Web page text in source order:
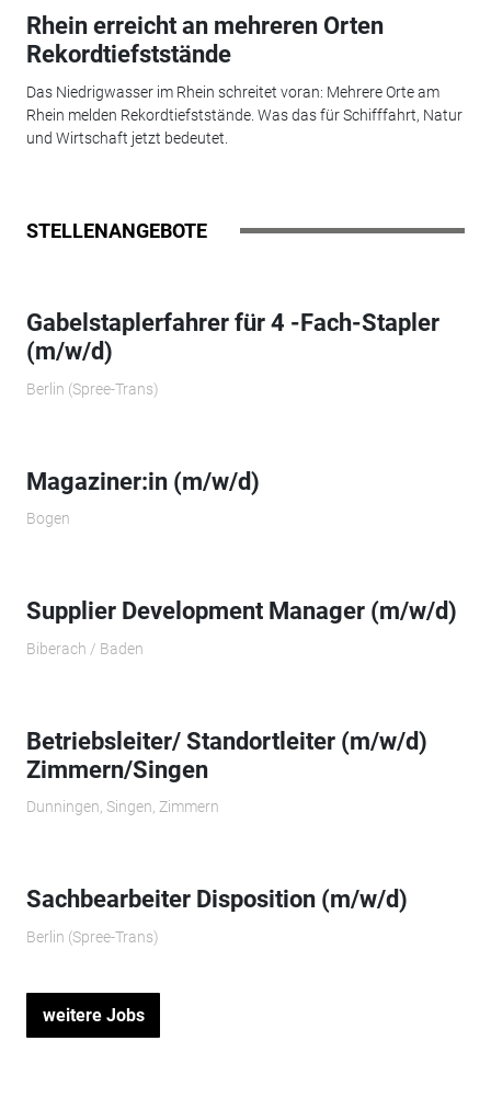
Rhein erreicht an mehreren Orten
Rekordtiefststände
Das Niedrigwasser im Rhein schreitet voran: Mehrere Orte am
Rhein melden Rekordtiefststände. Was das für Schifffahrt, Natur
und Wirtschaft jetzt bedeutet.
STELLENANGEBOTE
Gabelstaplerfahrer für 4 -Fach-Stapler
(m/w/d)
Berlin (Spree-Trans)
Magaziner:in (m/w/d)
Bogen
Supplier Development Manager (m/w/d)
Biberach / Baden
Betriebsleiter/ Standortleiter (m/w/d)
Zimmern/Singen
Dunningen, Singen, Zimmern
Sachbearbeiter Disposition (m/w/d)
Berlin (Spree-Trans)
weitere Jobs